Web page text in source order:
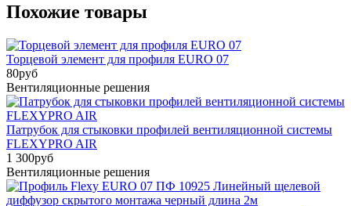
Похожие товары
Торцевой элемент для профиля EURO 07
80руб
Вентиляционные решения
Патрубок для стыковки профилей вентиляционной системы
FLEXYPRO AIR
1 300руб
Вентиляционные решения